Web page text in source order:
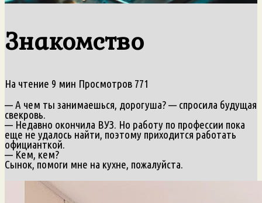
Знакомство
На чтение 9 мин Просмотров 771
— А чем ты занимаешься, дорогуша? — спросила будущая
свекровь.
— Недавно окончила ВУЗ. Но работу по профессии пока
еще не удалось найти, поэтому приходится работать
официанткой.
— Кем, кем?
Сынок, помоги мне на кухне, пожалуйста.